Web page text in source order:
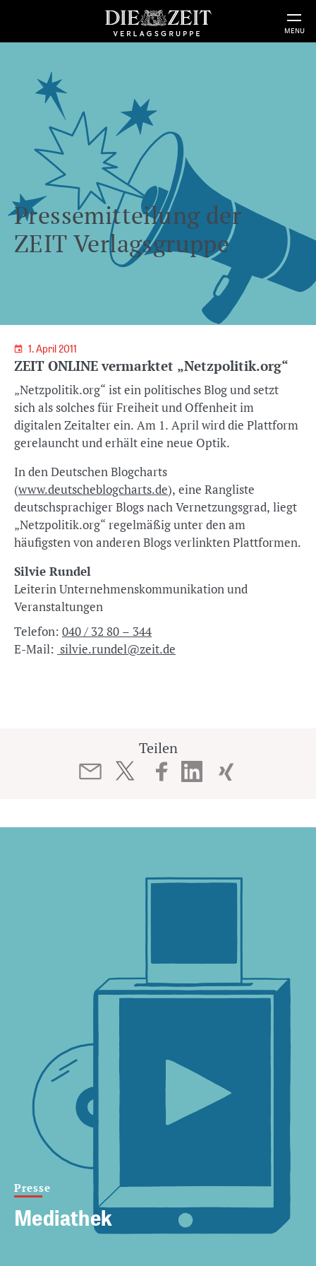
MENU
Pressemitteilung der
ZEIT Verlagsgruppe
1. April 2011
ZEIT ONLINE vermarktet „Netzpolitik.org“
„Netzpolitik.org“ ist ein politisches Blog und setzt
sich als solches für Freiheit und Offenheit im
digitalen Zeitalter ein. Am 1. April wird die Plattform
gerelauncht und erhält eine neue Optik.
In den Deutschen Blogcharts
(www.deutscheblogcharts.de), eine Rangliste
deutschsprachiger Blogs nach Vernetzungsgrad, liegt
„Netzpolitik.org“ regelmäßig unter den am
häufigsten von anderen Blogs verlinkten Plattformen.
Silvie Rundel
Leiterin Unternehmenskommunikation und
Veranstaltungen
Telefon: 040 / 32 80 – 344
E-Mail: silvie.rundel@zeit.de
Teilen
Presse
Mediathek